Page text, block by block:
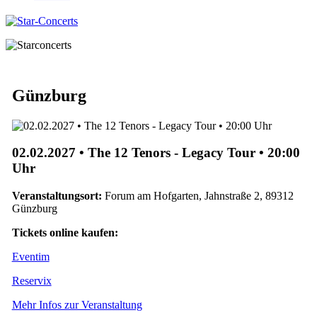
Günzburg
02.02.2027 • The 12 Tenors - Legacy Tour • 20:00
Uhr
Veranstaltungsort: Forum am Hofgarten, Jahnstraße 2, 89312
Günzburg
Tickets online kaufen:
Eventim
Reservix
Mehr Infos zur Veranstaltung